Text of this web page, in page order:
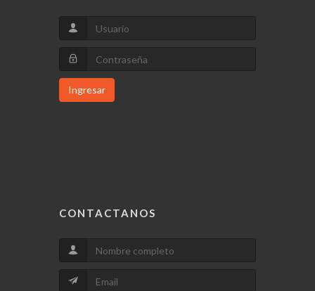
Ingresar
CONTACTANOS